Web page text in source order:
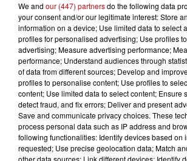
À LA UNE
DKL en direct du
Blotzheim !
We and our (447) partnersdo the following data
your consent and/or our legitimate interest: Store
information on a device; Use limited data to select
profiles for personalised advertising; Use profiles
advertising; Measure advertising performance;
performance; Understand audiences through
of data from different sources; Develop and
profiles to personalise content; Use profiles to
content; Use limited data to select content; Ensure
detect fraud, and fix errors; Deliver and present
Save and communicate privacy choices. These
process personal data such as IP address and
following functionalities: Identify devices based on
requested; Use precise geolocation data; Match
other data sources; Link different devices; Identify